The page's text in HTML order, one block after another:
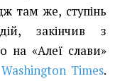
там же, ступінь
закінчив з
на «Алеї слави»
Times.